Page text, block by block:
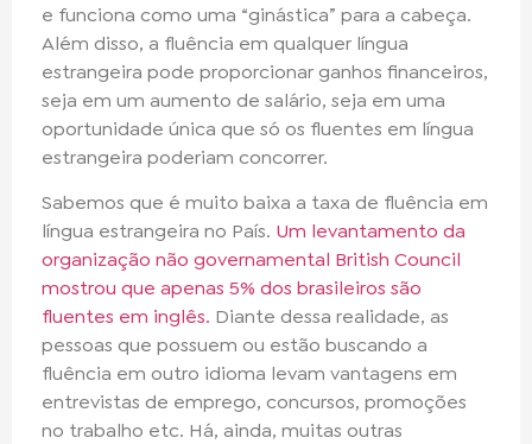
e funciona como uma “ginástica” para a cabeça.
Além disso, a fluência em qualquer língua
estrangeira pode proporcionar ganhos financeiros,
seja em um aumento de salário, seja em uma
oportunidade única que só os fluentes em língua
estrangeira poderiam concorrer.
Sabemos que é muito baixa a taxa de fluência em
língua estrangeira no País. Um levantamento da
organização não governamental British Council
mostrou que apenas 5% dos brasileiros são
fluentes em inglês. Diante dessa realidade, as
pessoas que possuem ou estão buscando a
fluência em outro idioma levam vantagens em
entrevistas de emprego, concursos, promoções
no trabalho etc. Há, ainda, muitas outras